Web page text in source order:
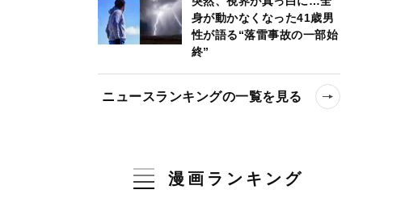
身が動かなくなった41歳男
性が語る“落雷事故の一部始
終”
ニュースランキングの一覧を見る
漫画ランキング